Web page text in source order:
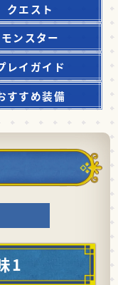
クエスト
モンスター
レイガイド
すすめ装備
1